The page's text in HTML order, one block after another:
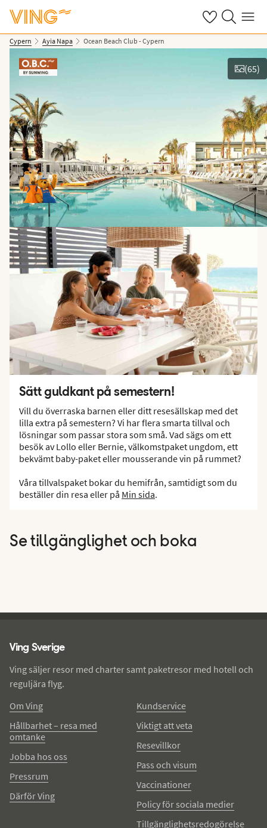
Se dinaSök på ving.se
Meny
Cypern Ayia Napa Ocean Beach Club - Cypern
Se bilder
(65)
Sätt guldkant på semestern!
Vill du överraska barnen eller ditt resesällskap med det
lilla extra på semestern? Vi har flera smarta tillval och
lösningar som passar stora som små. Vad sägs om ett
besök av Lollo eller Bernie, välkomstpaket ungdom, ett
bekvämt baby-paket eller mousserande vin på rummet?
Våra tillvalspaket bokar du hemifrån, samtidigt som du
beställer din resa eller på Min sida.
Se tillgänglighet och boka
Ving Sverige
Ving säljer resor med charter samt paketresor med hotell och
reguljära flyg.
Om Ving
Hållbarhet – resa med
omtanke
Jobba hos oss
Pressrum
Därför Ving
Kundservice
Viktigt att veta
Resevillkor
Pass och visum
Vaccinationer
Policy för sociala medier
Tillgänglighetsredogörelse